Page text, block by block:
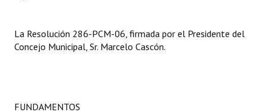
Dictámenes Asesoría Letrada
La Resolución 286-PCM-06, firmada por el Presidente del
Concejo Municipal, Sr. Marcelo Cascón.
FUNDAMENTOS